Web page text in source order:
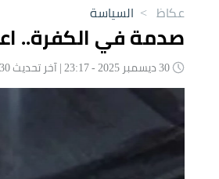
عكاظ > السياسة
صدمة في الكفرة..